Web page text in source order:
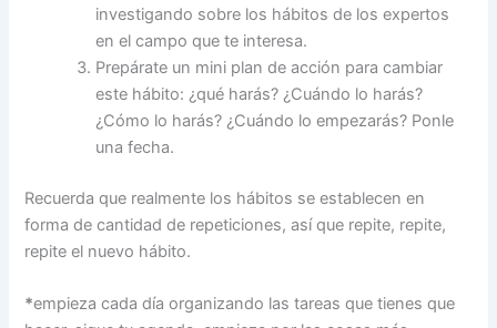
investigando sobre los hábitos de los expertos
en el campo que te interesa.
Prepárate un mini plan de acción para cambiar
este hábito: ¿qué harás? ¿Cuándo lo harás?
¿Cómo lo harás? ¿Cuándo lo empezarás? Ponle
una fecha.
Recuerda que realmente los hábitos se establecen en
forma de cantidad de repeticiones, así que repite, repite,
repite el nuevo hábito.
*empieza cada día organizando las tareas que tienes que